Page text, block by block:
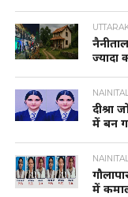
ज्यादा
दीश्रा
में बन
में